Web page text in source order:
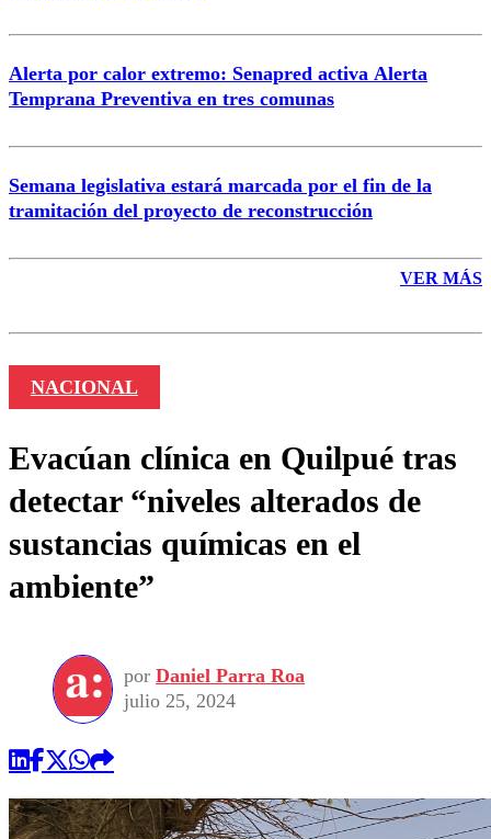
Alerta por calor extremo: Senapred activa Alerta
Temprana Preventiva en tres comunas
Semana legislativa estará marcada por el fin de la
tramitación del proyecto de reconstrucción
VER MÁS
NACIONAL
Evacúan clínica en Quilpué tras
detectar “niveles alterados de
sustancias químicas en el
ambiente”
por Daniel Parra Roa
julio 25, 2024